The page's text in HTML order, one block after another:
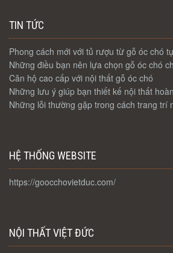
TIN TỨC
Phong cách mới với tủ rượu từ gỗ óc chó
Những điều bạn nên lựa chọn gỗ óc chó
Căn hộ cao cấp với nội thất gỗ óc chó
Những lưu ý giúp bạn thiết kế nội thất
Những lỗi thường gặp trong cách trang trí
HỆ THỐNG WEBSITE
https://goocchovietduc.com/
NỘI THẤT VIỆT ĐỨC